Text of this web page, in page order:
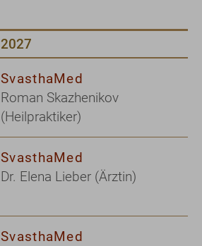
2027
SvasthaMed
Roman Skazhenikov
(Heilpraktiker)
SvasthaMed
Dr. Elena Lieber (Ärztin)
SvasthaMed